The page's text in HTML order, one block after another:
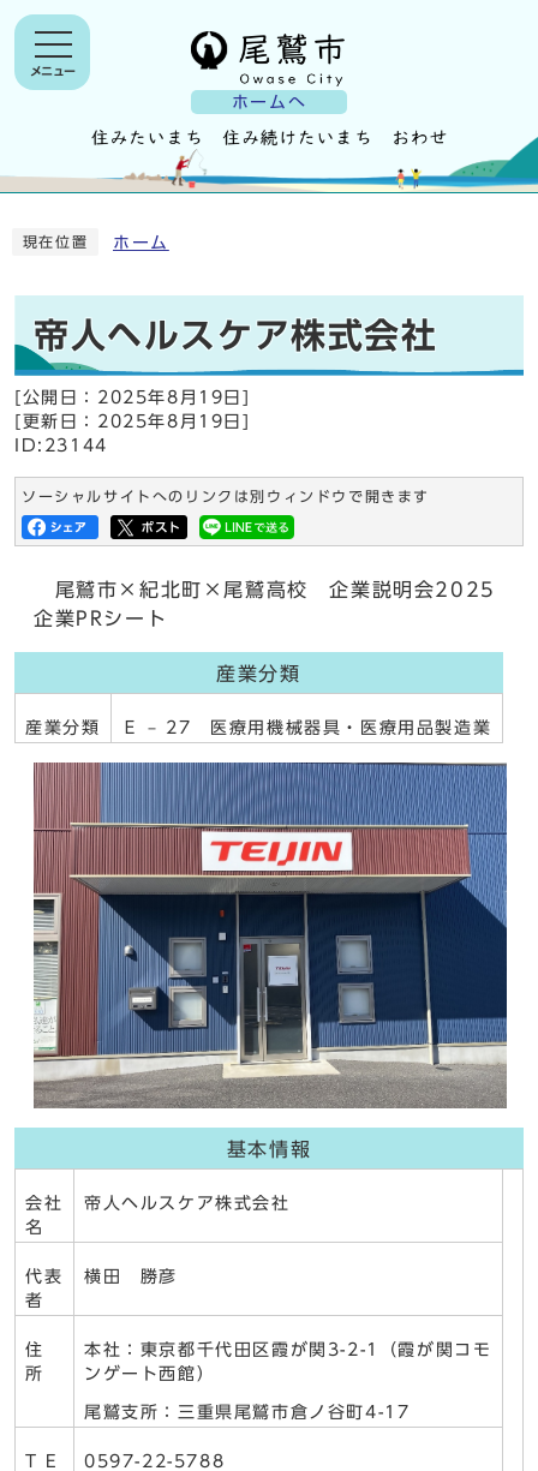
ホームへ
メニュー
現在位置 ホーム
帝人ヘルスケア株式会社
[公開日： 2025年8月19日
[更新日： 2025年8月19日
ID:23144
ソーシャルサイトへのリンクは別ウィンドウで開きます
尾鷲市×紀北町×尾鷲高校 企業説明会2025
企業PRシート
産業分類
産業分類 Ｅ – 27 医療用機械器具・医療用品製造業
基本情報
会社
名
帝人ヘルスケア株式会社
代表
者
横田 勝彦
住
所
本社：東京都千代田区霞が関3-2-1（霞が関コモ
ンゲート西館）
尾鷲支所：三重県尾鷲市倉ノ谷町4-17
T E
0597-22-5788